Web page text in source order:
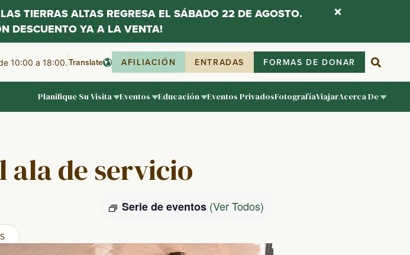
10:00 a 18:00.Translate AFILIACIÓN ENTRADAS FORMAS DE DONAR
Planifique Su Visita Eventos Educación Eventos PrivadosFotografíaViajarAcerca De
ala de servicio
Serie de eventos (Ver Todos)
TIERRAS ALTAS REGRESA EL SÁBADO 22 DE AGOSTO.
DESCUENTO YA A LA VENTA!